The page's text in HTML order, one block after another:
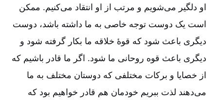
او دلگیر می‌شویم و مرتب از او انتقاد می‌کنیم‌. ممکن
است یک دوست توجه خاصی به ما داشته باشد، دوست
دیگری باعث شود که قوۀ خلاقه ما بکار گرفته شود و
دیگری باعث قوه روحانی ما شود. اگر ما قادر باشیم که
از خصایا و برکات مختلفی که دوستان مختلف به ما
می‌دهند لذت ببریم خودمان هم قادر خواهیم بود که